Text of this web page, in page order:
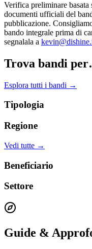
Verifica preliminare
documenti ufficiali del
pubblicazione.
bando integrale prima di
segnalala a
Trova bandi
Esplora tutti i bandi →
Tipologia
Regione
Vedi tutte →
Beneficiario
Settore
Guide &